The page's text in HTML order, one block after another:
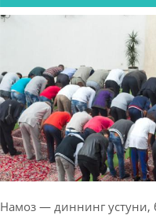
Намоз — диннинг устуни,